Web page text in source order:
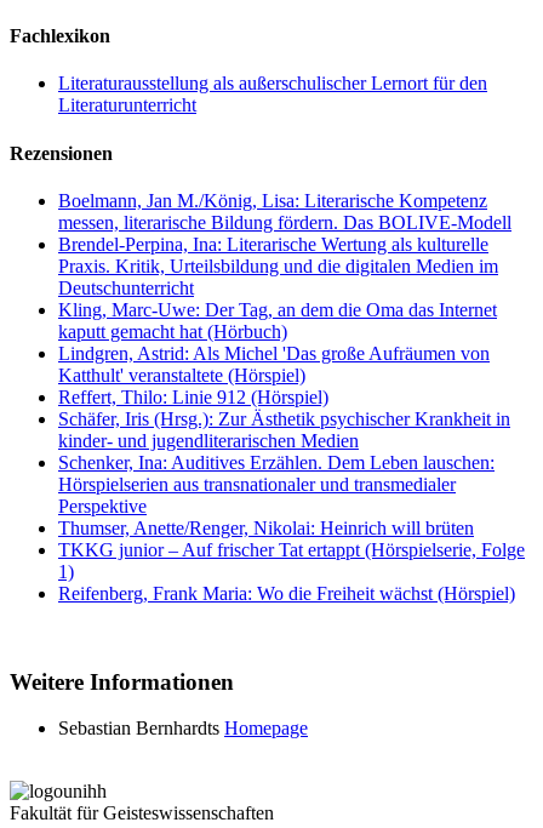
Fachlexikon
Literaturausstellung als außerschulischer Lernort für den
Literaturunterricht
Rezensionen
Boelmann, Jan M./König, Lisa: Literarische Kompetenz
messen, literarische Bildung fördern. Das BOLIVE-Modell
Brendel-Perpina, Ina: Literarische Wertung als kulturelle
Praxis. Kritik, Urteilsbildung und die digitalen Medien im
Deutschunterricht
Kling, Marc-Uwe: Der Tag, an dem die Oma das Internet
kaputt gemacht hat (Hörbuch)
Lindgren, Astrid: Als Michel 'Das große Aufräumen von
Katthult' veranstaltete (Hörspiel)
Reffert, Thilo: Linie 912 (Hörspiel)
Schäfer, Iris (Hrsg.): Zur Ästhetik psychischer Krankheit in
kinder- und jugendliterarischen Medien
Schenker, Ina: Auditives Erzählen. Dem Leben lauschen:
Hörspielserien aus transnationaler und transmedialer
Perspektive
Thumser, Anette/Renger, Nikolai: Heinrich will brüten
TKKG junior – Auf frischer Tat ertappt (Hörspielserie, Folge
1)
Reifenberg, Frank Maria: Wo die Freiheit wächst (Hörspiel)
Weitere Informationen
Sebastian Bernhardts Homepage
Fakultät für Geisteswissenschaften